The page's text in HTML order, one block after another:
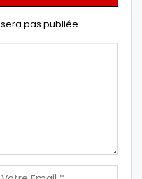
pas publiée.